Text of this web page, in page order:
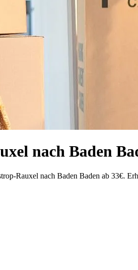
nach Baden
Rauxel nach Baden Baden ab 33€.